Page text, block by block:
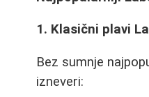
1. Klasični plavi
Bez sumnje
izneveri: